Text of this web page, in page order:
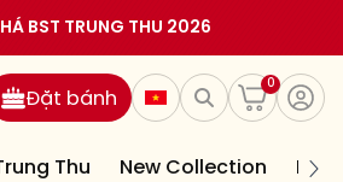
BST TRUNG THU 2026
0
Đặt bánh
Thu New Collection